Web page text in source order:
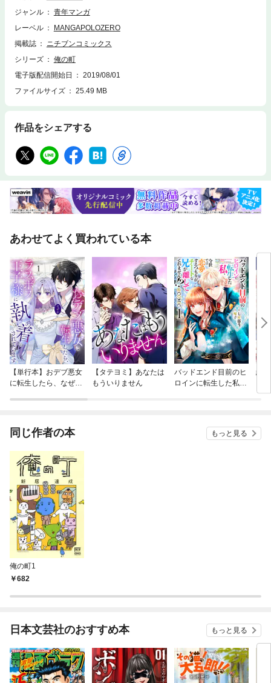
ジャンル
青年マンガ
レーベル
MANGAPOLOZERO
掲載誌
ニチブンコミックス
シリーズ
俺の町
電子版配信開始日
2019/08/01
ファイルサイズ
25.49 MB
作品をシェアする
あわせてよく買われている本
【単行本】おデブ悪女
に転生したら、なぜか
【タテヨミ】あなたは
もういりません
バッドエンド目前のヒ
ロインに転生した私、
結
同じ作者の本 もっと見る
俺の町1
682
日本文芸社のおすすめ本 もっと見る